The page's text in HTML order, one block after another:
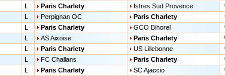
L Paris Charlety Istres Sud Provence
L Perpignan OC Paris Charlety
L Paris Charlety GCO Bihorel
L AS Aixoise Paris Charlety
L Paris Charlety US Lillebonne
L FC Challans Paris Charlety
L Paris Charlety SC Ajaccio